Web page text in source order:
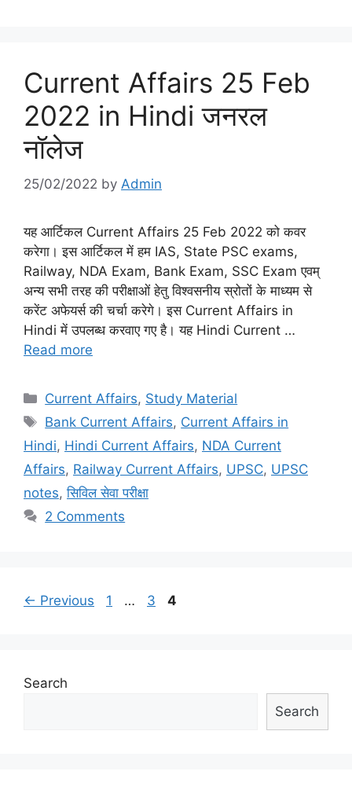
Current Affairs 25 Feb
2022 in Hindi जनरल
नॉलेज
25/02/2022 by Admin
यह आर्टिकल Current Affairs 25 Feb 2022 को कवर
करेगा। इस आर्टिकल में हम IAS, State PSC exams,
Railway, NDA Exam, Bank Exam, SSC Exam एवम्
अन्य सभी तरह की परीक्षाओं हेतु विश्वसनीय स्रोतों के माध्यम से
करेंट अफेयर्स की चर्चा करेगे। इस Current Affairs in
Hindi में उपलब्ध करवाए गए है। यह Hindi Current …
Read more
Categories
Current Affairs, Study Material
Tags
Bank Current Affairs, Current Affairs in
Hindi, Hindi Current Affairs, NDA Current
Affairs, Railway Current Affairs, UPSC, UPSC
notes,सिविल सेवा परीक्षा
2 Comments
Post
← Previous Page
1 … Page
3 Page
4
Search
Search